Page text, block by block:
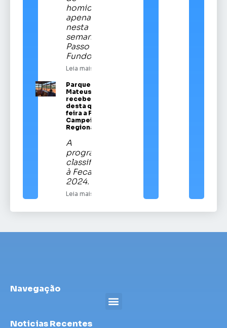
homicídios
apenas
nesta
semana em
Passo
Fundo
Leia mais
Parque Vítor
Mateus Teixeira
recebe a partir
desta quinta-
feira a Festa
Campeira
Regional
A
programação
classificatória
à Fecars
2024.
Leia mais
Navegação
Noticias Recentes